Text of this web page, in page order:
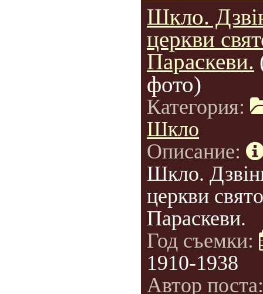
Шкло.
церкви
Параскеви.
фото)
Категория:
Шкло
Описание:
Шкло.
церкви
Параскеви.
Год съемки:
1910-1938
Автор